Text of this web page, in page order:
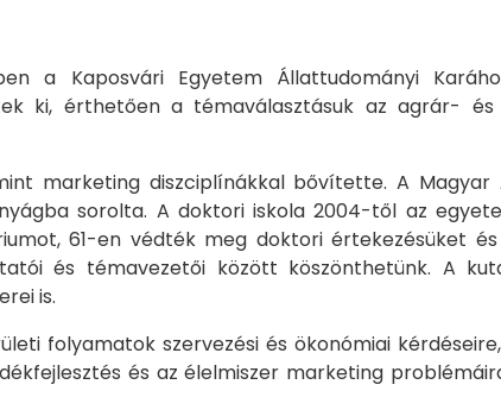
a Kaposvári Egyetem Állattudományi
ki, érthetően a témaválasztásuk az agrár- és
marketing diszciplínákkal bővítette. A Magyar
sorolta. A doktori iskola 2004-től az
61-en védték meg doktori értekezésüket
és témavezetői között köszönthetünk. A
is.
folyamatok szervezési és ökonómiai
és az élelmiszer marketing